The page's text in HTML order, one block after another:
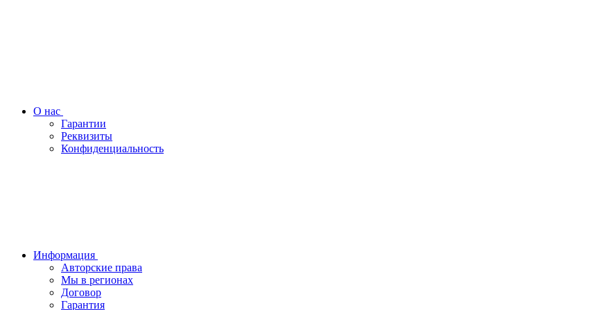
О нас
Гарантии
Реквизиты
Конфиденциальность
Информация
Авторские права
Мы в регионах
Договор
Гарантия